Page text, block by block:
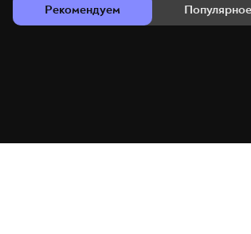
Рекомендуем Популярное